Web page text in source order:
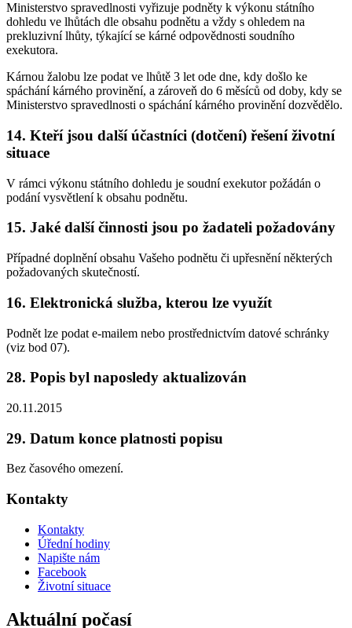
Ministerstvo spravedlnosti vyřizuje podněty k výkonu státního
dohledu ve lhůtách dle obsahu podnětu a vždy s ohledem na
prekluzivní lhůty, týkající se kárné odpovědnosti soudního
exekutora.
Kárnou žalobu lze podat ve lhůtě 3 let ode dne, kdy došlo ke
spáchání kárného provinění, a zároveň do 6 měsíců od doby, kdy se
Ministerstvo spravedlnosti o spáchání kárného provinění dozvědělo.
14. Kteří jsou další účastníci (dotčení) řešení životní
situace
V rámci výkonu státního dohledu je soudní exekutor požádán o
podání vysvětlení k obsahu podnětu.
15. Jaké další činnosti jsou po žadateli požadovány
Případné doplnění obsahu Vašeho podnětu či upřesnění některých
požadovaných skutečností.
16. Elektronická služba, kterou lze využít
Podnět lze podat e-mailem nebo prostřednictvím datové schránky
(viz bod 07).
28. Popis byl naposledy aktualizován
20.11.2015
29. Datum konce platnosti popisu
Bez časového omezení.
Kontakty
Kontakty
Úřední hodiny
Napište nám
Facebook
Životní situace
Aktuální počasí